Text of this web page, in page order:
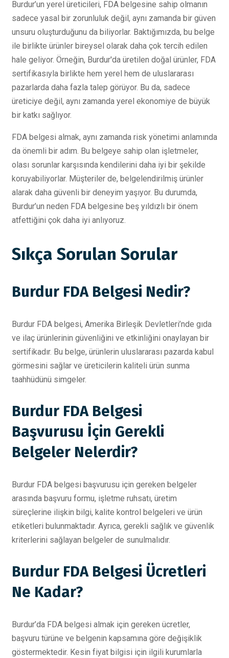
Burdur’un yerel üreticileri, FDA belgesine sahip olmanın
sadece yasal bir zorunluluk değil, aynı zamanda bir güven
unsuru oluşturduğunu da biliyorlar. Baktığımızda, bu belge
ile birlikte ürünler bireysel olarak daha çok tercih edilen
hale geliyor. Örneğin, Burdur'da üretilen doğal ürünler, FDA
sertifikasıyla birlikte hem yerel hem de uluslararası
pazarlarda daha fazla talep görüyor. Bu da, sadece
üreticiye değil, aynı zamanda yerel ekonomiye de büyük
bir katkı sağlıyor.
FDA belgesi almak, aynı zamanda risk yönetimi anlamında
da önemli bir adım. Bu belgeye sahip olan işletmeler,
olası sorunlar karşısında kendilerini daha iyi bir şekilde
koruyabiliyorlar. Müşteriler de, belgelendirilmiş ürünler
alarak daha güvenli bir deneyim yaşıyor. Bu durumda,
Burdur’un neden FDA belgesine beş yıldızlı bir önem
atfettiğini çok daha iyi anlıyoruz.
Sıkça Sorulan Sorular
Burdur FDA Belgesi Nedir?
Burdur FDA belgesi, Amerika Birleşik Devletleri’nde gıda
ve ilaç ürünlerinin güvenliğini ve etkinliğini onaylayan bir
sertifikadır. Bu belge, ürünlerin uluslararası pazarda kabul
görmesini sağlar ve üreticilerin kaliteli ürün sunma
taahhüdünü simgeler.
Burdur FDA Belgesi
Başvurusu İçin Gerekli
Belgeler Nelerdir?
Burdur FDA belgesi başvurusu için gereken belgeler
arasında başvuru formu, işletme ruhsatı, üretim
süreçlerine ilişkin bilgi, kalite kontrol belgeleri ve ürün
etiketleri bulunmaktadır. Ayrıca, gerekli sağlık ve güvenlik
kriterlerini sağlayan belgeler de sunulmalıdır.
Burdur FDA Belgesi Ücretleri
Ne Kadar?
Burdur’da FDA belgesi almak için gereken ücretler,
başvuru türüne ve belgenin kapsamına göre değişiklik
göstermektedir. Kesin fiyat bilgisi için ilgili kurumlarla